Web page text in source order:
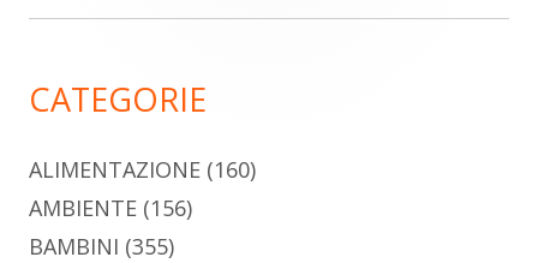
laterale
CATEGORIE
ALIMENTAZIONE (160)
AMBIENTE (156)
BAMBINI (355)